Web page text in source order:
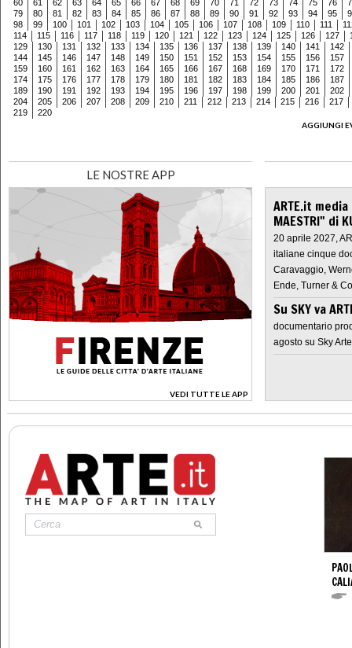
60 61 62 63 64 65 66 67 68 69 70 71 72 73 74 75 76
79
80 81 82 83 84 85 86 87 88 89 90 91 92 93 94 95
98
99 100 101 102 103 104 105 106 107 108 109 110 111
114
115 116 117 118 119 120 121 122 123 124 125 126 127
129
130 131 132 133 134 135 136 137 138 139 140 141
142
144
145 146 147 148 149 150 151 152 153 154 155 156
157
159
160 161 162 163 164 165 166 167 168 169 170 171
172
174
175 176 177 178 179 180 181 182 183 184 185 186
187
189
190 191 192 193 194 195 196 197 198 199 200 201
202
204
205 206 207 208 209 210 211 212 213 214 215 216
217
219
220
AGGIUNGI
LE NOSTRE APP
VEDI TUTTE LE APP
>
ARTE.it
MAESTRI" di
20 aprile 2027,
italiane cinque
Caravaggio,
Ende, Turner &
Su SKY va
documentario
agosto su Sky Arte